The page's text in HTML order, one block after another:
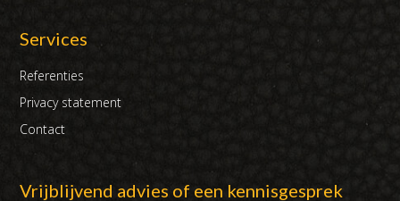
Services
Referenties
Privacy statement
Contact
Vrijblijvend advies of een kennisgesprek